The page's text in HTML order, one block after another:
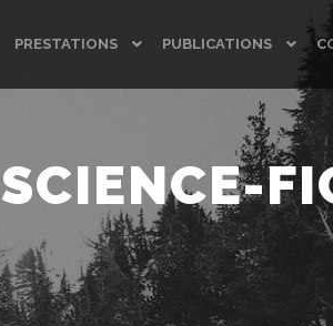
PRESTATIONS PUBLICATIONS
SCIENCE-